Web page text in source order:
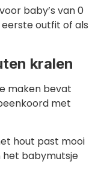
baby’s van 0
outfit of als
kralen
maken bevat
met
hout past mooi
het babymutsje